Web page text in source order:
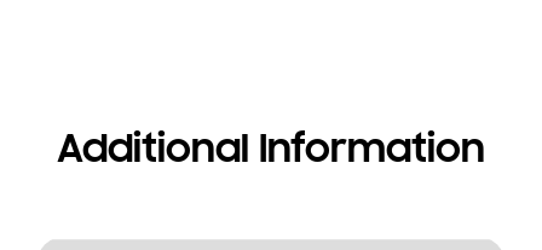
Additional Information